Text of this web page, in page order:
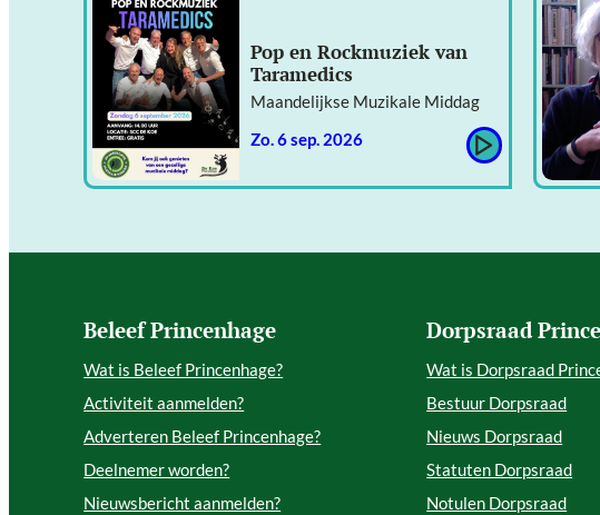
Pop en Rockmuziek van
Taramedics
Maandelijkse Muzikale Middag
zo. 6 sep. 2026
Beleef Princenhage
Wat is Beleef Princenhage?
Activiteit aanmelden?
Adverteren Beleef Princenhage?
Deelnemer worden?
Nieuwsbericht aanmelden?
Dorpsraad
Wat is Dorpsraad
Bestuur Dorpsraad
Nieuws Dorpsraad
Statuten Dorpsraad
Notulen Dorpsraad